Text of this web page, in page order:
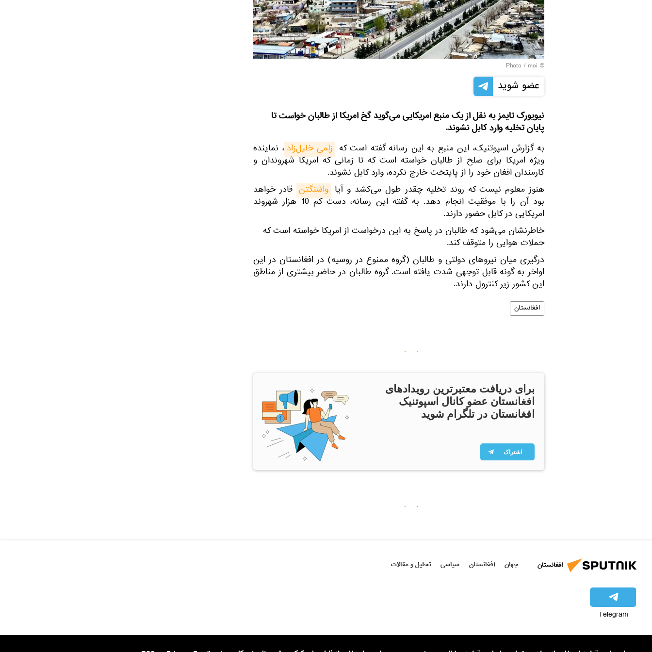
© Photo / moi
عضو شوید
نیویورک تایمز به نقل از یک منبع امریکایی می‌گوید گخ امریکا از طالبان خواست تا
پایان تخلیه وارد کابل نشوند.
به گزارش اسپوتنیک، این منبع به این رسانه گفته است که زلمی خلیل‌زاد ، نماینده
ویژه امریکا برای صلح از طالبان خواسته است که تا زمانی که امریکا شهروندان و
کارمندان افغان خود را از پایتخت خارج نکرده، وارد کابل نشوند.
هنوز معلوم نیست که روند تخلیه چقدر طول می‌کشد و آیا واشنگتن قادر خواهد
بود آن را با موفقیت انجام دهد. به گفته این رسانه، دست کم 10 هزار شهروند
امریکایی در کابل حضور دارند.
خاطرنشان می‌شود که طالبان در پاسخ به این درخواست از امریکا خواسته است که
حملات هوایی را متوقف کند.
درگیری میان نیروهای دولتی و طالبان (گروه ممنوع در روسیه) در افغانستان در این
اواخر به گونه قابل توجهی شدت یافته است. گروه طالبان در حاضر بیشتری از مناطق
این کشور زیر کنترول دارند.
افغانستان
برای دریافت معتبرترین رویدادهای
افغانستان عضو کانال اسپوتنیک
افغانستان در تلگرام شوید
اشتراک
افغانستان جهان افغانستان سیاسی تحلیل و مقالات
Telegram